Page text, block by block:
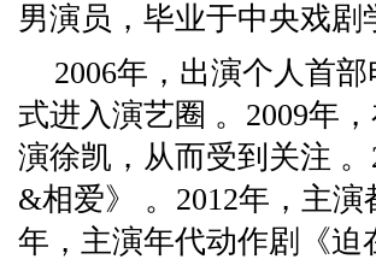
男演员，毕业于中央戏剧
2006年，出演个人首
式进入演艺圈 。2009年
演徐凯，从而受到关注
&相爱》 。2012年，主
年，主演年代动作剧《迫